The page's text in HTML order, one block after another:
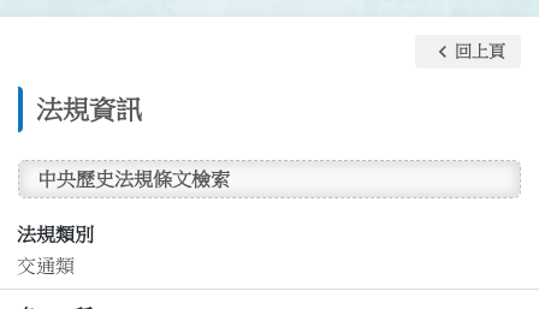
法規資訊
keyboard_arrow_left 回上頁
中央歷史法規條文檢索
法規類別
交通類